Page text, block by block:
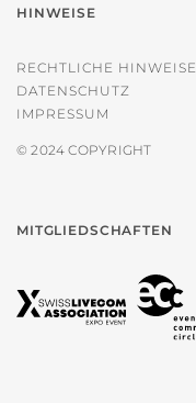
HINWEISE
RECHTLICHE HINWEISE
DATENSCHUTZ
IMPRESSUM
© 2024 COPYRIGHT
MITGLIEDSCHAFTEN